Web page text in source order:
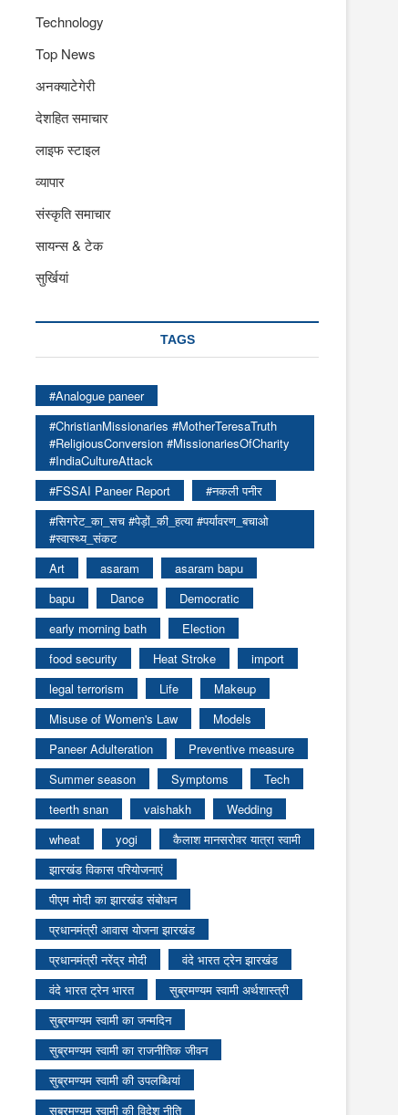
Technology
Top News
अनक्याटेगेरी
देशहित समाचार
लाइफ स्टाइल
व्यापार
संस्कृति समाचार
सायन्स & टेक
सुर्खियां
TAGS
#Analogue paneer
#ChristianMissionaries #MotherTeresaTruth
#ReligiousConversion #MissionariesOfCharity
#IndiaCultureAttack
#FSSAI Paneer Report
#नकली पनीर
#सिगरेट_का_सच #पेड़ों_की_हत्या #पर्यावरण_बचाओ
#स्वास्थ्य_संकट
Art
asaram
asaram bapu
bapu
Dance
Democratic
early morning bath
Election
food security
Heat Stroke
import
legal terrorism
Life
Makeup
Misuse of Women's Law
Models
Paneer Adulteration
Preventive measure
Summer season
Symptoms
Tech
teerth snan
vaishakh
Wedding
wheat
yogi
कैलाश मानसरोवर यात्रा स्वामी
झारखंड विकास परियोजनाएं
पीएम मोदी का झारखंड संबोधन
प्रधानमंत्री आवास योजना झारखंड
प्रधानमंत्री नरेंद्र मोदी
वंदे भारत ट्रेन झारखंड
वंदे भारत ट्रेन भारत
सुब्रमण्यम स्वामी अर्थशास्त्री
सुब्रमण्यम स्वामी का जन्मदिन
सुब्रमण्यम स्वामी का राजनीतिक जीवन
सुब्रमण्यम स्वामी की उपलब्धियां
सुब्रमण्यम स्वामी की विदेश नीति